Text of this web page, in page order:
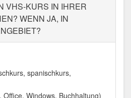
LAND E. V.
VHS-KURS IN IHRER
WENN JA, IN
spanischkurs,
Windows, Buchhaltung)